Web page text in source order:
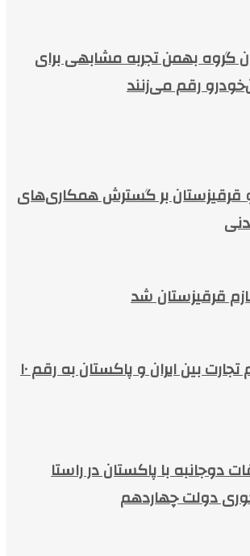
گروه بهمن تجربه مشابهی برای
رقم می‌زنند
و قرقیزستان بر گسترش همکاری‌های
قرقیزستان شد
افزایش حجم تجارت بین ایران و پاکستان به رقم ۱۰
دوجانبه با پاکستان در راستا
دولت چهاردهم